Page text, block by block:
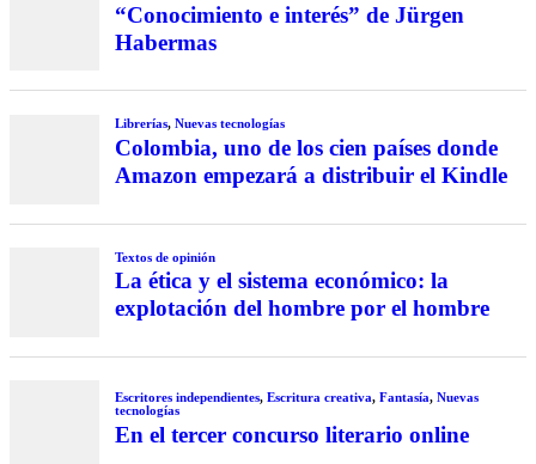
“Conocimiento e interés” de Jürgen
Habermas
Librerías, Nuevas tecnologías
Colombia, uno de los cien países donde
Amazon empezará a distribuir el Kindle
Textos de opinión
La ética y el sistema económico: la
explotación del hombre por el hombre
Escritores independientes, Escritura creativa, Fantasía, Nuevas
tecnologías
En el tercer concurso literario online